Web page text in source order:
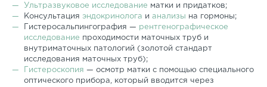
Ультразвуковое исследование матки и придатков;
Консультация эндокринолога и анализы на гормоны;
Гистеросальпингография — рентгенографическое
исследование проходимости маточных труб и
внутриматочных патологий (золотой стандарт
исследования маточных труб);
Гистероскопия — осмотр матки с помощью специального
оптического прибора, который вводится через